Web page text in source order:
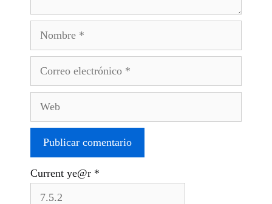
Nombre
Correo
electrónico
Web
Current ye@r *